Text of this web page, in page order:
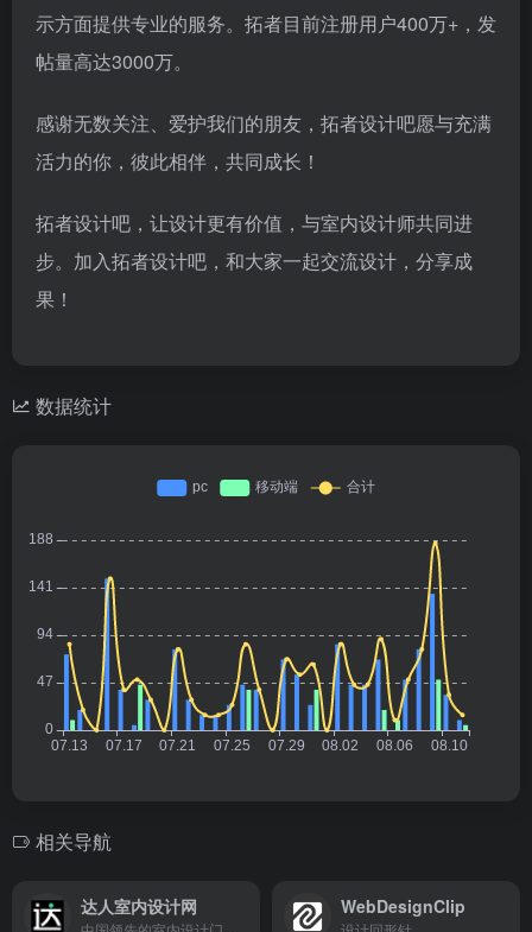
示方面提供专业的服务。拓者目前注册用户400万+，发
帖量高达3000万。
感谢无数关注、爱护我们的朋友，拓者设计吧愿与充满
活力的你，彼此相伴，共同成长！
拓者设计吧，让设计更有价值，与室内设计师共同进
步。加入拓者设计吧，和大家一起交流设计，分享成
果！
数据统计
相关导航
达人室内设计网 WebDesignClip